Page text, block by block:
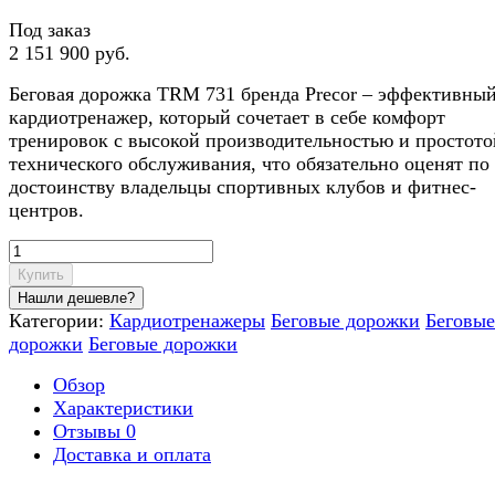
Под заказ
2 151 900 руб.
Беговая дорожка TRM 731 бренда Precor –
кардиотренажер, который сочетает в себе комфорт
тренировок с высокой производительностью и
технического обслуживания, что обязательно оценят по
достоинству владельцы спортивных клубов и фитнес-
центров.
Купить
Категории: Кардиотренажеры Беговые дорожки Беговые
дорожки Беговые дорожки
Обзор
Характеристики
Отзывы 0
Доставка и оплата